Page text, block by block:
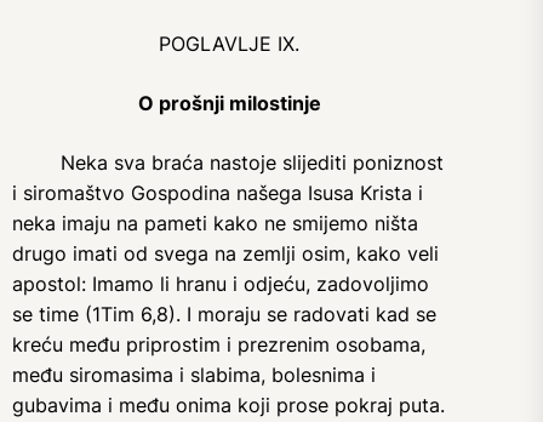
POGLAVLJE IX.
O prošnji milostinje
Neka sva braća nastoje slijediti poniznost
i siromaštvo Gospodina našega Isusa Krista i
neka imaju na pameti kako ne smijemo ništa
drugo imati od svega na zemlji osim, kako veli
apostol: Imamo li hranu i odjeću, zadovoljimo
se time (1Tim 6,8). I moraju se radovati kad se
kreću među priprostim i prezrenim osobama,
među siromasima i slabima, bolesnima i
gubavima i među onima koji prose pokraj puta.